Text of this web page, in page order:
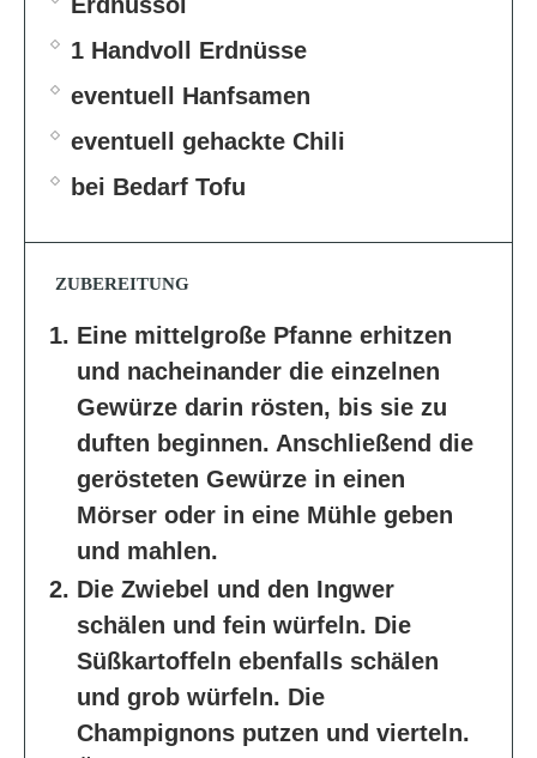
1 Handvoll Erdnüsse
eventuell Hanfsamen
eventuell gehackte Chili
bei Bedarf Tofu
ZUBEREITUNG
Eine mittelgroße Pfanne erhitzen
und nacheinander die einzelnen
Gewürze darin rösten, bis sie zu
duften beginnen. Anschließend die
gerösteten Gewürze in einen
Mörser oder in eine Mühle geben
und mahlen.
Die Zwiebel und den Ingwer
schälen und fein würfeln. Die
Süßkartoffeln ebenfalls schälen
und grob würfeln. Die
Champignons putzen und vierteln.